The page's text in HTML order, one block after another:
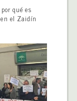
qué es
el Zaidín